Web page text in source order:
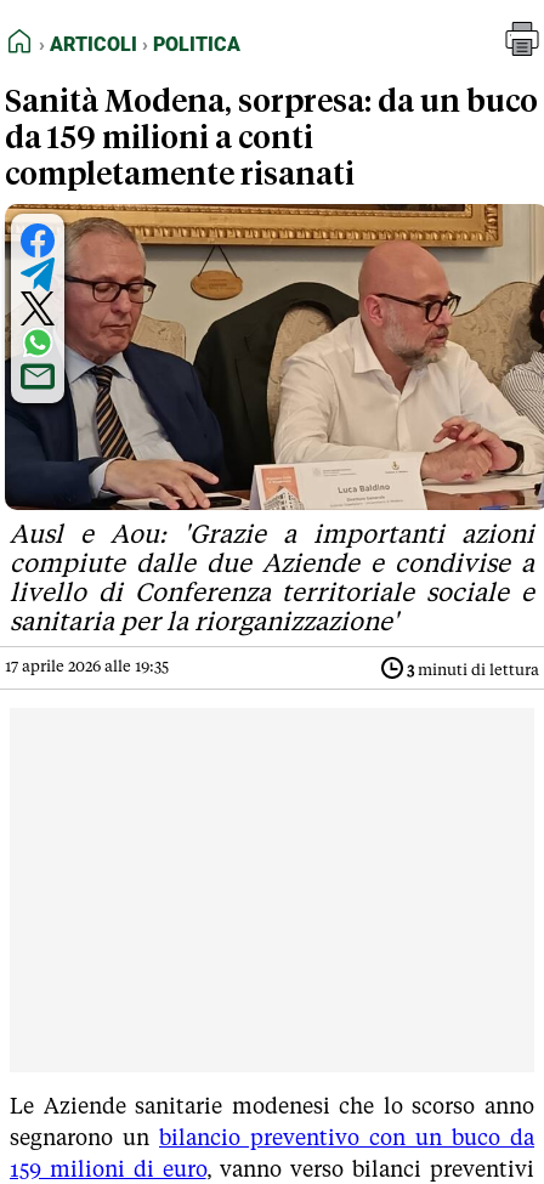
FEED RSS
NORMATIVE DEONTOLOGICHE
TERMINI e CONDIZIONI
HOME
ARTICOLI POLITICA
Sanità Modena, sorpresa: da un buco
da 159 milioni a conti
completamente risanati
Ausl e Aou: 'Grazie a importanti azioni
compiute dalle due Aziende e condivise a
livello di Conferenza territoriale sociale e
sanitaria per la riorganizzazione'
17 aprile 2026 alle 19:35 3minuti di lettura
Le Aziende sanitarie modenesi che lo scorso anno
segnarono un bilancio preventivo con un buco da
159 milioni di euro, vanno verso bilanci preventivi